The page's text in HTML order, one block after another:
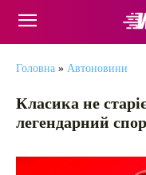
Головна » Автоновини
Класика не
легендарний